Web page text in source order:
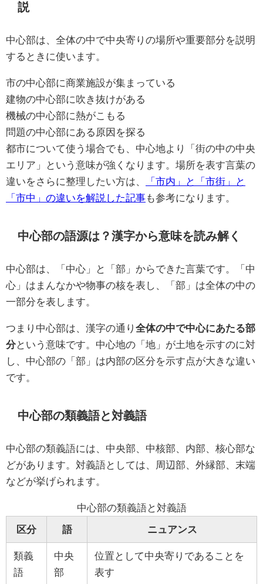
説
中心部は、全体の中で中央寄りの場所や重要部分を説明
するときに使います。
市の中心部に商業施設が集まっている
建物の中心部に吹き抜けがある
機械の中心部に熱がこもる
問題の中心部にある原因を探る
都市について使う場合でも、中心地より「街の中の中央
エリア」という意味が強くなります。場所を表す言葉の
違いをさらに整理したい方は、
「市内」と「市街」と
「市中」の違いを解説した記事も参考になります。
中心部の語源は？漢字から意味を読み解く
中心部は、「中心」と「部」からできた言葉です。「中
心」はまんなかや物事の核を表し、「部」は全体の中の
一部分を表します。
つまり中心部は、漢字の通り 全体の中で中心にあたる部
分という意味です。中心地の「地」が土地を示すのに対
し、中心部の「部」は内部の区分を示す点が大きな違い
です。
中心部の類義語と対義語
中心部の類義語には、中央部、中核部、内部、核心部な
どがあります。対義語としては、周辺部、外縁部、末端
などが挙げられます。
中心部の類義語と対義語
区分 語 ニュアンス
類義
語
中央
部
位置として中央寄りであることを
表す